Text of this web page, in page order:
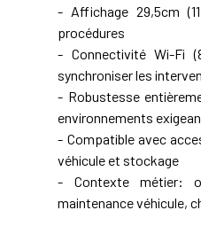
- Affichage 29,5cm
procédures
- Connectivité Wi-Fi
synchroniser les
- Robustesse
environnements
- Compatible avec
véhicule et stockage
- Contexte métier:
maintenance véhicule,